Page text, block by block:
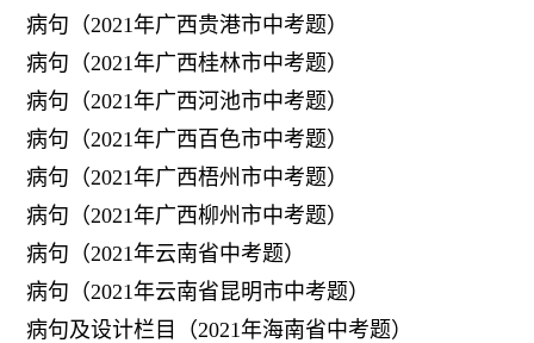
病句（2021年广西贵港市中考题）
病句（2021年广西桂林市中考题）
病句（2021年广西河池市中考题）
病句（2021年广西百色市中考题）
病句（2021年广西梧州市中考题）
病句（2021年广西柳州市中考题）
病句（2021年云南省中考题）
病句（2021年云南省昆明市中考题）
病句及设计栏目（2021年海南省中考题）